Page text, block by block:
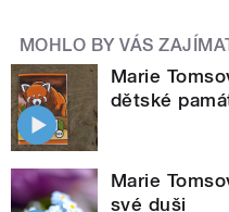
MOHLO BY VÁS
Marie
dětské
Marie
své duši